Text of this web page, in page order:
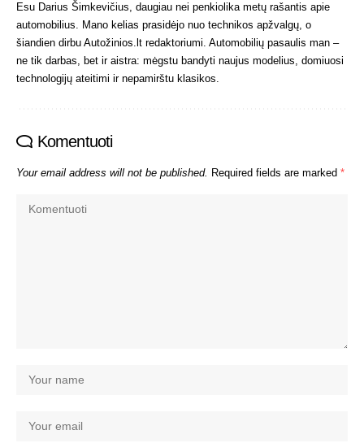
Esu Darius Šimkevičius, daugiau nei penkiolika metų rašantis apie
automobilius. Mano kelias prasidėjo nuo technikos apžvalgų, o
šiandien dirbu Autožinios.lt redaktoriumi. Automobilių pasaulis man –
ne tik darbas, bet ir aistra: mėgstu bandyti naujus modelius, domiuosi
technologijų ateitimi ir nepamirštu klasikos.
Komentuoti
Your email address will not be published. Required fields are marked *